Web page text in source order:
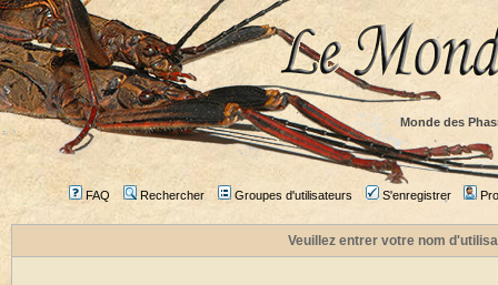
Monde des
FAQ Rechercher Groupes d'utilisateurs S'enregistrer
Veuillez entrer votre nom